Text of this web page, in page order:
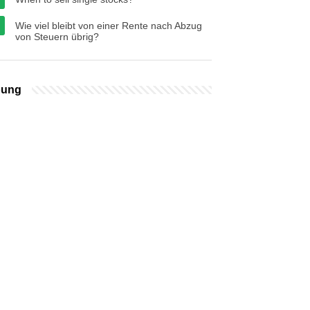
Wie viel bleibt von einer Rente nach Abzug
von Steuern übrig?